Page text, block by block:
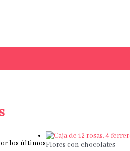
los últimosFlores con chocolates